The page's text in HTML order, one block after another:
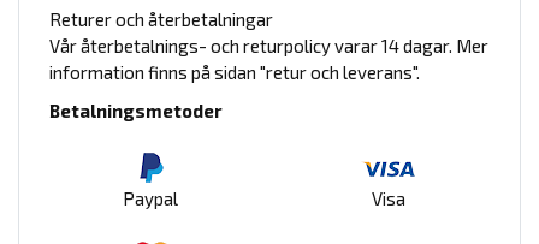
Returer och återbetalningar
Vår återbetalnings- och returpolicy varar 14 dagar. Mer
information finns på sidan "retur och leverans".
Betalningsmetoder
Paypal Visa